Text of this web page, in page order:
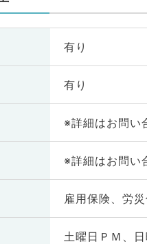
有り
有り
※詳細はお問い
※詳細はお問い
雇用保険、労
土曜日ＰＭ、